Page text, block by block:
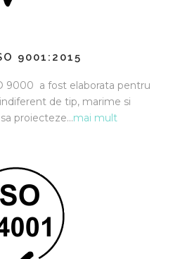
9001:2015
9000 a fost elaborata pentru
de tip, marime si
proiecteze…mai mult